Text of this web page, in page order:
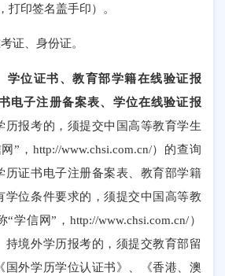
打印签名盖手印）。
证、身份证。
学位证书、教育部学籍在线验证报
电子注册备案表、学位在线验证报
历报考的，须提交中国高等教育学生
”，http://www.chsi.com.cn/）的查询
历证书电子注册备案表、教育部学籍
学位条件要求的，须提交中国高等教
学信网”，http://www.chsi.com.cn/）
持境外学历报考的，须提交教育部留
国外学历学位认证书》、《香港、澳